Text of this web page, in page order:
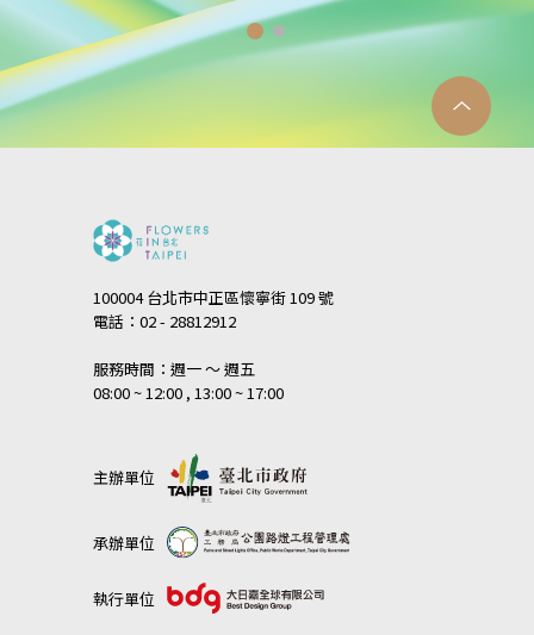
100004 台北市中正區懷寧街 109 號
電話：02 - 28812912
服務時間：週一 ～ 週五
08:00 ~ 12:00 , 13:00 ~ 17:00
主辦單位
承辦單位
執行單位